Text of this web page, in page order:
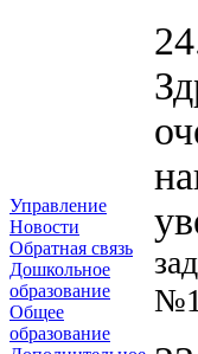
Управление
Новости
Обратная связь
Дошкольное
образование
Общее
образование